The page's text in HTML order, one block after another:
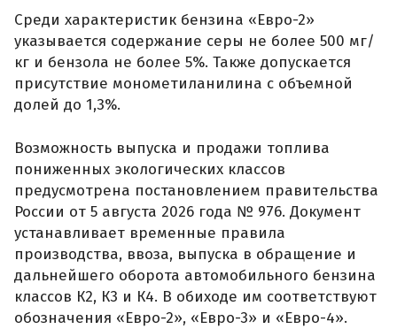
Среди характеристик бензина «Евро-2»
указывается содержание серы не более 500 мг/
кг и бензола не более 5%. Также допускается
присутствие монометиланилина с объемной
долей до 1,3%.
Возможность выпуска и продажи топлива
пониженных экологических классов
предусмотрена постановлением правительства
России от 5 августа 2026 года № 976. Документ
устанавливает временные правила
производства, ввоза, выпуска в обращение и
дальнейшего оборота автомобильного бензина
классов К2, К3 и К4. В обиходе им соответствуют
обозначения «Евро-2», «Евро-3» и «Евро-4».